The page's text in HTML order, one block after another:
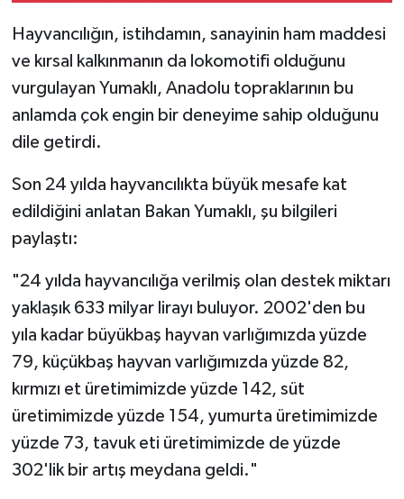
Hayvancılığın, istihdamın, sanayinin ham maddesi
ve kırsal kalkınmanın da lokomotifi olduğunu
vurgulayan Yumaklı, Anadolu topraklarının bu
anlamda çok engin bir deneyime sahip olduğunu
dile getirdi.
Son 24 yılda hayvancılıkta büyük mesafe kat
edildiğini anlatan Bakan Yumaklı, şu bilgileri
paylaştı:
"24 yılda hayvancılığa verilmiş olan destek miktarı
yaklaşık 633 milyar lirayı buluyor. 2002'den bu
yıla kadar büyükbaş hayvan varlığımızda yüzde
79, küçükbaş hayvan varlığımızda yüzde 82,
kırmızı et üretimimizde yüzde 142, süt
üretimimizde yüzde 154, yumurta üretimimizde
yüzde 73, tavuk eti üretimimizde de yüzde
302'lik bir artış meydana geldi."